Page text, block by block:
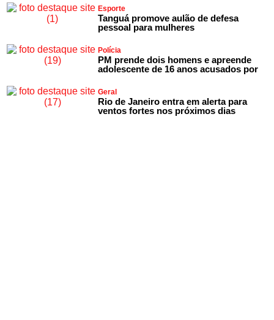
Esporte
Tanguá promove aulão de defesa
pessoal para mulheres
Polícia
PM prende dois homens e apreende
adolescente de 16 anos acusados por
Geral
Rio de Janeiro entra em alerta para
ventos fortes nos próximos dias